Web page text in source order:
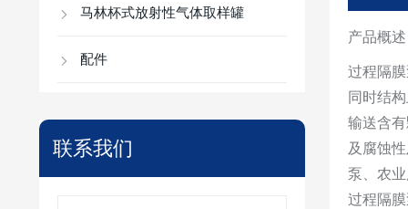
马林杯式放射性气体取样罐
配件
联系我们
产品概述
过程隔
同时结
输送含
及腐蚀
泵、农
过程隔